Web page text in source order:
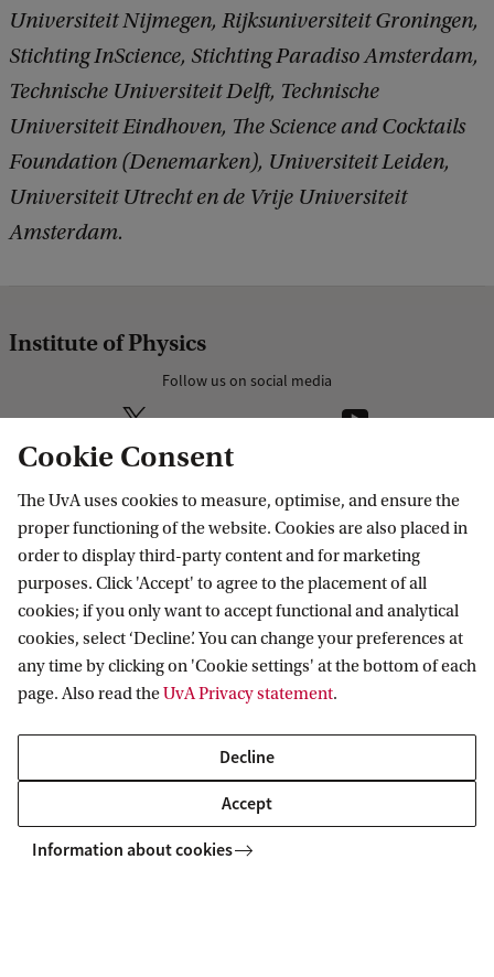
Universiteit Nijmegen, Rijksuniversiteit Groningen,
Stichting InScience, Stichting Paradiso Amsterdam,
Technische Universiteit Delft, Technische
Universiteit Eindhoven, The Science and Cocktails
Foundation (Denemarken), Universiteit Leiden,
Universiteit Utrecht en de Vrije Universiteit
Amsterdam.
Institute of Physics
Follow us on social media
Research
IHEF: High Energy Physics
ITFA: Theoretical Physics
WZI: Experimental Physics
Research groups
PhD/PD council
Education
Bachelor education
Master education
Current
Colloquia
YouTube
Practical
People
Visitor info
Cookie Consent
The UvA uses cookies to measure, optimise, and ensure the
proper functioning of the website. Cookies are also placed in
order to display third-party content and for marketing
purposes. Click 'Accept' to agree to the placement of all
cookies; if you only want to accept functional and analytical
cookies, select ‘Decline’. You can change your preferences at
any time by clicking on 'Cookie settings' at the bottom of each
page. Also read theUvA Privacy statement.
Decline
Accept
Information about cookies